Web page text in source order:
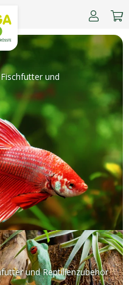
und
und Reptilienzubehör